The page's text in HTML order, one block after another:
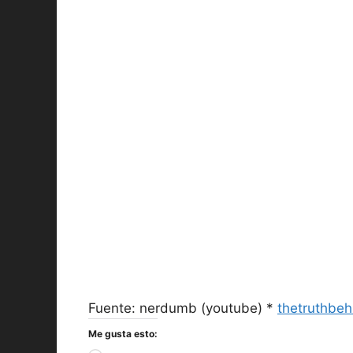
Fuente: nerdumb (youtube) *
Me gusta esto: